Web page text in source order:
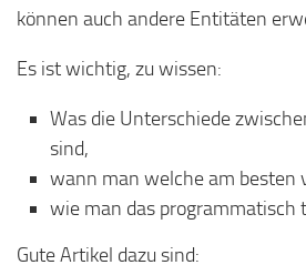
können auch andere Entitäten
Es ist wichtig, zu wissen:
Was die Unterschiede
sind,
wann man welche am besten
wie man das programmatisch
Gute Artikel dazu sind: